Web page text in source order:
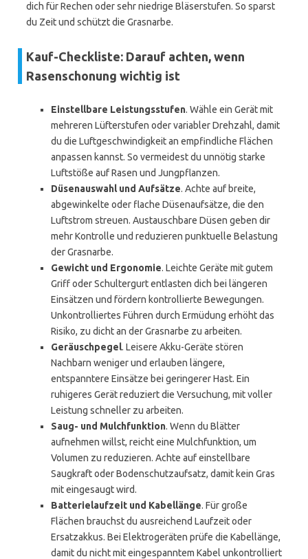
dich für Rechen oder sehr niedrige Bläserstufen. So sparst
du Zeit und schützt die Grasnarbe.
Kauf-Checkliste: Darauf achten, wenn
Rasenschonung wichtig ist
Einstellbare Leistungsstufen. Wähle ein Gerät mit
mehreren Lüfterstufen oder variabler Drehzahl, damit
du die Luftgeschwindigkeit an empfindliche Flächen
anpassen kannst. So vermeidest du unnötig starke
Luftstöße auf Rasen und Jungpflanzen.
Düsenauswahl und Aufsätze. Achte auf breite,
abgewinkelte oder flache Düsenaufsätze, die den
Luftstrom streuen. Austauschbare Düsen geben dir
mehr Kontrolle und reduzieren punktuelle Belastung
der Grasnarbe.
Gewicht und Ergonomie. Leichte Geräte mit gutem
Griff oder Schultergurt entlasten dich bei längeren
Einsätzen und fördern kontrollierte Bewegungen.
Unkontrolliertes Führen durch Ermüdung erhöht das
Risiko, zu dicht an der Grasnarbe zu arbeiten.
Geräuschpegel. Leisere Akku-Geräte stören
Nachbarn weniger und erlauben längere,
entspanntere Einsätze bei geringerer Hast. Ein
ruhigeres Gerät reduziert die Versuchung, mit voller
Leistung schneller zu arbeiten.
Saug- und Mulchfunktion. Wenn du Blätter
aufnehmen willst, reicht eine Mulchfunktion, um
Volumen zu reduzieren. Achte auf einstellbare
Saugkraft oder Bodenschutzaufsatz, damit kein Gras
mit eingesaugt wird.
Batterielaufzeit und Kabellänge. Für große
Flächen brauchst du ausreichend Laufzeit oder
Ersatzakkus. Bei Elektrogeräten prüfe die Kabellänge,
damit du nicht mit eingespanntem Kabel unkontrolliert